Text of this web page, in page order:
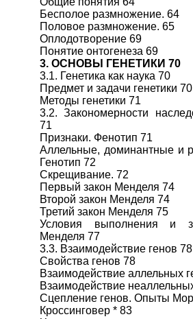
Бесполое размножение. 64
Половое размножение. 65
Оплодотворение 69
Понятие онтогенеза 69
3. ОСНОВЫ ГЕНЕТИКИ 70
3.1. Генетика как наука 70
Предмет и задачи генетики 70
Методы генетики 71
3.2. Закономерности
71
Признаки. Фенотип 71
Аллельные, доминантные и
Генотип 72
Скрещивание. 72
Первый закон Менделя 74
Второй закон Менделя 74
Третий закон Менделя 75
Условия выполнения и
Менделя 77
3.3. Взаимодействие генов 78
Свойства генов 78
Взаимодействие аллельных
Взаимодействие
Сцепление генов. Опыты
Кроссинговер * 83